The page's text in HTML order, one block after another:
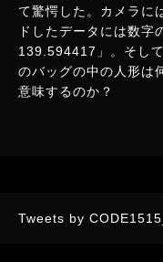
て驚愕した。カメラに
ドしたデータには数
139.594417」。そし
のバッグの中の人形は
意味するのか？
Tweets by